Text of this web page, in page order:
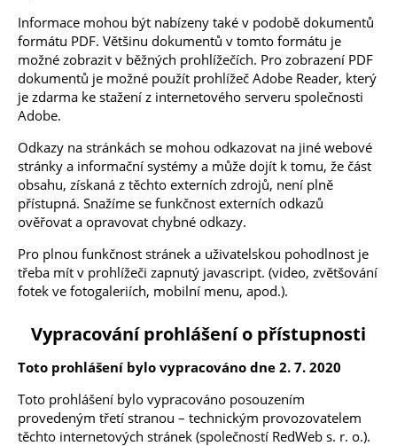
Informace mohou být nabízeny také v podobě dokumentů
formátu PDF. Většinu dokumentů v tomto formátu je
možné zobrazit v běžných prohlížečích. Pro zobrazení PDF
dokumentů je možné použít prohlížeč Adobe Reader, který
je zdarma ke stažení z internetového serveru společnosti
Adobe.
Odkazy na stránkách se mohou odkazovat na jiné webové
stránky a informační systémy a může dojít k tomu, že část
obsahu, získaná z těchto externích zdrojů, není plně
přístupná. Snažíme se funkčnost externích odkazů
ověřovat a opravovat chybné odkazy.
Pro plnou funkčnost stránek a uživatelskou pohodlnost je
třeba mít v prohlížeči zapnutý javascript. (video, zvětšování
fotek ve fotogaleriích, mobilní menu, apod.).
Vypracování prohlášení o přístupnosti
Toto prohlášení bylo vypracováno dne 2. 7. 2020
Toto prohlášení bylo vypracováno posouzením
provedeným třetí stranou – technickým provozovatelem
těchto internetových stránek (společností RedWeb s. r. o.).